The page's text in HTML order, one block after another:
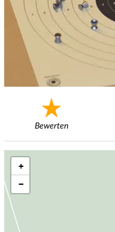
Bewerten
+
−